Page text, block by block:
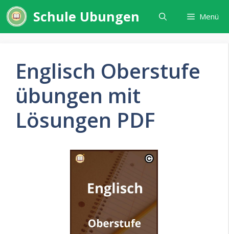
Zum
Inhalt
springen
Schule Ubungen Menü
Englisch Oberstufe
übungen mit
Lösungen PDF